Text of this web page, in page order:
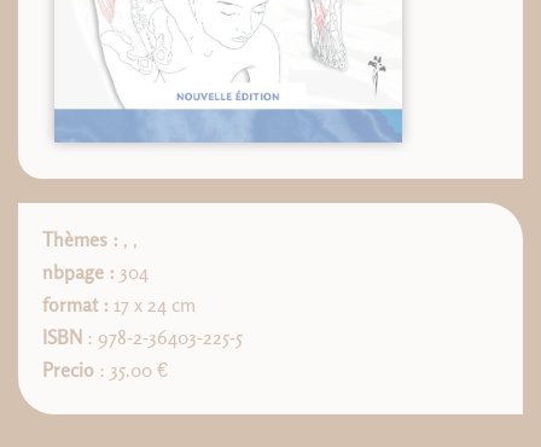
Thèmes : , ,
nbpage : 304
format : 17 x 24 cm
ISBN : 978-2-36403-225-5
Precio : 35.00 €